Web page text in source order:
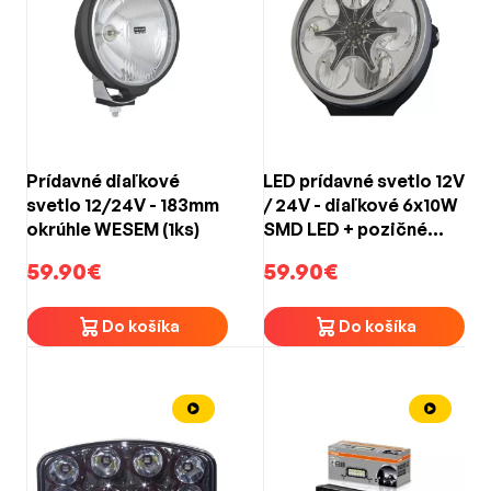
Prídavné diaľkové
svetlo 12/24V - 183mm
okrúhle WESEM (1ks)
59.90€
Do košíka
LED prídavné svetlo 12V
/ 24V - diaľkové 6x10W
SMD LED + pozičné
ECE R7 / R10 / R112 (ø
59.90€
Do košíka